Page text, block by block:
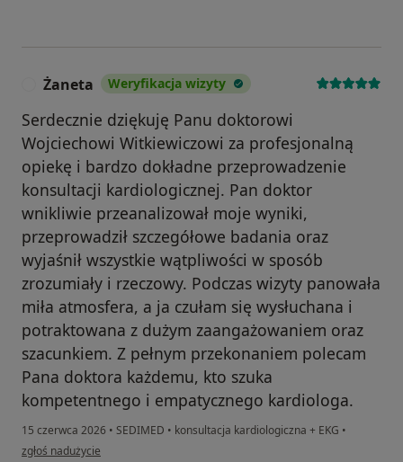
Żaneta Weryfikacja wizyty
Serdecznie dziękuję Panu doktorowi
Wojciechowi Witkiewiczowi za profesjonalną
opiekę i bardzo dokładne przeprowadzenie
konsultacji kardiologicznej. Pan doktor
wnikliwie przeanalizował moje wyniki,
przeprowadził szczegółowe badania oraz
wyjaśnił wszystkie wątpliwości w sposób
zrozumiały i rzeczowy. Podczas wizyty panowała
miła atmosfera, a ja czułam się wysłuchana i
potraktowana z dużym zaangażowaniem oraz
szacunkiem. Z pełnym przekonaniem polecam
Pana doktora każdemu, kto szuka
kompetentnego i empatycznego kardiologa.
15 czerwca 2026 • SEDIMED • konsultacja kardiologiczna + EKG •
w opinii użytkownika Żaneta
zgłoś nadużycie